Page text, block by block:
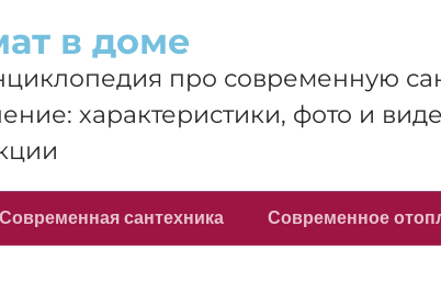
в доме
про современную
характеристики, фото и
Современная сантехника Современное